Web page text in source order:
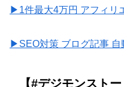
▶1件最大4万円 アフィリ
▶SEO対策 ブログ記事 自
【#デジモンスト